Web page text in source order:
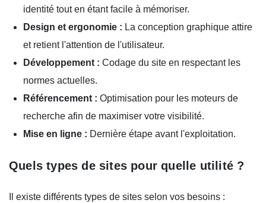
identité tout en étant facile à mémoriser.
Design et ergonomie : La conception graphique attire
et retient l'attention de l'utilisateur.
Développement : Codage du site en respectant les
normes actuelles.
Référencement : Optimisation pour les moteurs de
recherche afin de maximiser votre visibilité.
Mise en ligne : Dernière étape avant l'exploitation.
Quels types de sites pour quelle utilité ?
Il existe différents types de sites selon vos besoins :